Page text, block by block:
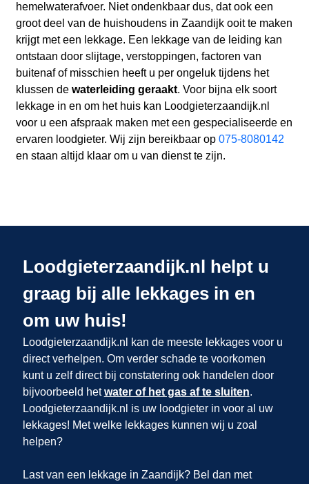
hemelwaterafvoer. Niet ondenkbaar dus, dat ook een
groot deel van de huishoudens in Zaandijk ooit te maken
krijgt met een lekkage. Een lekkage van de leiding kan
ontstaan door slijtage, verstoppingen, factoren van
buitenaf of misschien heeft u per ongeluk tijdens het
klussen de waterleiding geraakt. Voor bijna elk soort
lekkage in en om het huis kan Loodgieterzaandijk.nl
voor u een afspraak maken met een gespecialiseerde en
ervaren loodgieter. Wij zijn bereikbaar op 075-8080142
en staan altijd klaar om u van dienst te zijn.
Loodgieterzaandijk.nl helpt u
graag bij alle lekkages in en
om uw huis!
Loodgieterzaandijk.nl kan de meeste lekkages voor u
direct verhelpen. Om verder schade te voorkomen
kunt u zelf direct bij constatering ook handelen door
bijvoorbeeld hetwater of het gas af te sluiten.
Loodgieterzaandijk.nl is uw loodgieter in voor al uw
lekkages! Met welke lekkages kunnen wij u zoal
helpen?
Last van een lekkage in Zaandijk? Bel dan met